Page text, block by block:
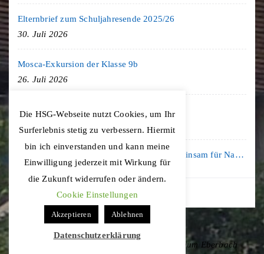
Elternbrief zum Schuljahresende 2025/26
30. Juli 2026
Mosca-Exkursion der Klasse 9b
26. Juli 2026
Freiburg-Exkursion des Geschichte LK
Kooperation mit der KLIMA ARENA: Gemeinsam für Nachhaltigkeit und Klimaschutz
16. Juli 2026
Copyright © 2020 Hohenstaufen-Gymnasium Eberbach
Die HSG-Webseite nutzt Cookies, um Ihr
Surferlebnis stetig zu verbessern. Hiermit
bin ich einverstanden und kann meine
Einwilligung jederzeit mit Wirkung für
die Zukunft widerrufen oder ändern.
Cookie Einstellungen
Akzeptieren Ablehnen
Datenschutzerklärung